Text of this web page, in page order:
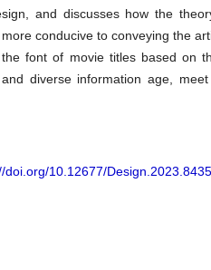
and discusses how the
conducive to conveying the
font of movie titles based on
diverse information age,
doi.org/10.12677/